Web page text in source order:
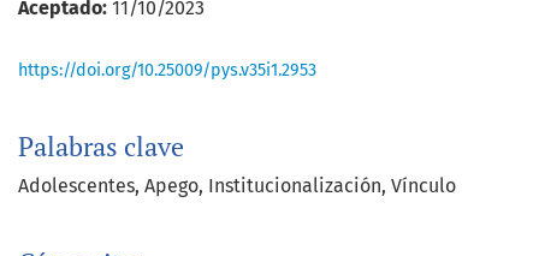
Palabras clave
Adolescentes Apego Institucionalización Vínculo
Aceptado: 11/10/2023
https://doi.org/10.25009/pys.v35i1.2953